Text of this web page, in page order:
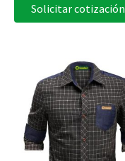
Solicitar cotización